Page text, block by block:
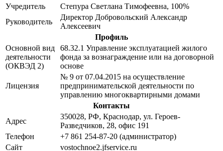
Учредитель
Степура Светлана Тимофеевна, 100%
Руководитель
Директор Добровольский Александр
Алексеевич
Профиль
Основной вид
деятельности
(ОКВЭД 2)
68.32.1 Управление эксплуатацией жилого
фонда за вознаграждение или на договорной
основе
Лицензия
№ 9 от 07.04.2015 на осуществление
предпринимательской деятельности по
управлению многоквартирными домами
Контакты
Адрес
350028, РФ, Краснодар, ул. Героев-
Разведчиков, 28, офис 191
Телефон
+7 861 254-87-20 (администратор)
Сайт
vostochnoe2.jfservice.ru